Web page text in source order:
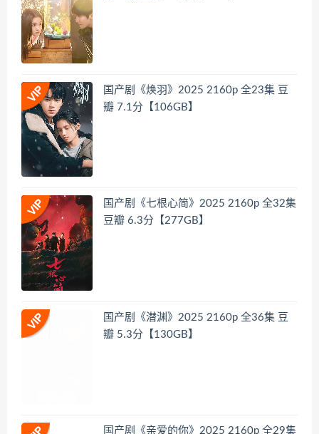
国产剧《焕羽》2025 2160p 全23集 豆
瓣 7.1分【106GB】
国产剧《七根心简》2025 2160p 全32集
豆瓣 6.3分【277GB】
国产剧《潜渊》2025 2160p 全36集 豆
瓣 5.3分【130GB】
国产剧《亲爱的你》2025 2160p 全29集